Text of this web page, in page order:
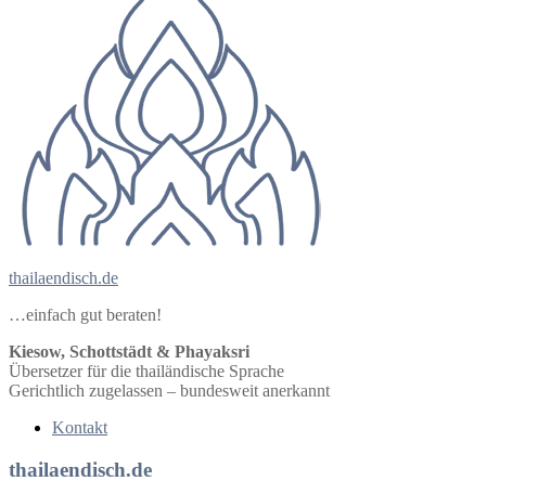
thailaendisch.de
…einfach gut beraten!
Kiesow, Schottstädt & Phayaksri
Übersetzer für die thailändische Sprache
Gerichtlich zugelassen – bundesweit anerkannt
Kontakt
thailaendisch.de